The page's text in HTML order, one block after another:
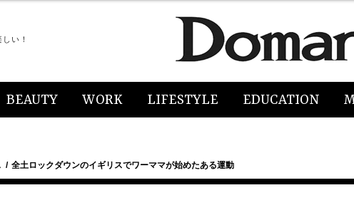
い！
BEAUTY WORK LIFESTYLE EDUCATION
全土ロックダウンのイギリスでワーママが始めたある運動